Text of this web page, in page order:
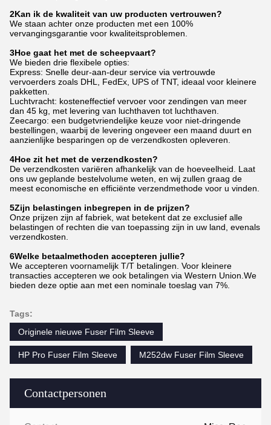
Contactpersonen
2Kan ik de kwaliteit van uw producten vertrouwen?
We staan achter onze producten met een 100%
vervangingsgarantie voor kwaliteitsproblemen.
3Hoe gaat het met de scheepvaart?
We bieden drie flexibele opties:
Express: Snelle deur-aan-deur service via vertrouwde
vervoerders zoals DHL, FedEx, UPS of TNT, ideaal voor kleinere
pakketten.
Luchtvracht: kosteneffectief vervoer voor zendingen van meer
dan 45 kg, met levering van luchthaven tot luchthaven.
Zeecargo: een budgetvriendelijke keuze voor niet-dringende
bestellingen, waarbij de levering ongeveer een maand duurt en
aanzienlijke besparingen op de verzendkosten opleveren.
4Hoe zit het met de verzendkosten?
De verzendkosten variëren afhankelijk van de hoeveelheid. Laat
ons uw geplande bestelvolume weten, en wij zullen graag de
meest economische en efficiënte verzendmethode voor u vinden.
5Zijn belastingen inbegrepen in de prijzen?
Onze prijzen zijn af fabriek, wat betekent dat ze exclusief alle
belastingen of rechten die van toepassing zijn in uw land, evenals
verzendkosten.
6Welke betaalmethoden accepteren jullie?
We accepteren voornamelijk T/T betalingen. Voor kleinere
transacties accepteren we ook betalingen via Western Union.We
bieden deze optie aan met een nominale toeslag van 7%.
Tags:
Originele nieuwe Fuser Film Sleeve
HP Pro Fuser Film Sleeve M252dw Fuser Film Sleeve